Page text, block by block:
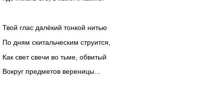
Твой глас далёкий тонкой нитью
По дням скитальческим струится,
Как свет свечи во тьме, обвитый
Вокруг предметов вереницы...